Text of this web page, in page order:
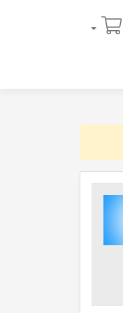
سبد خرید